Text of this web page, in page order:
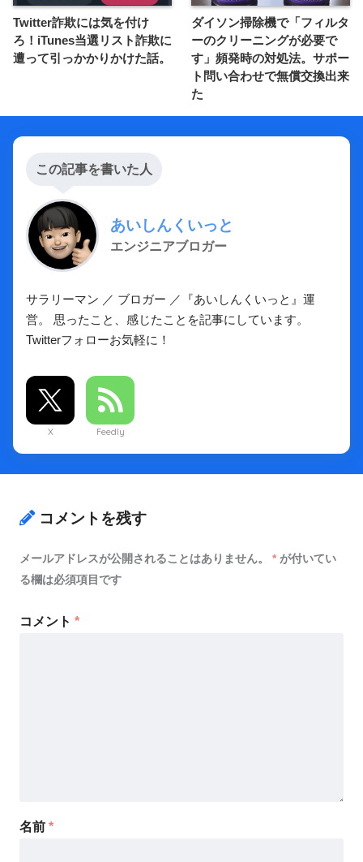
Twitter詐欺には気を付け
ろ！iTunes当選リスト詐欺に
遭って引っかかりかけた話。
ダイソン掃除機で「フィルタ
ーのクリーニングが必要で
す」頻発時の対処法。サポー
ト問い合わせで無償交換出来
た
この記事を書いた人
あいしんくいっと
エンジニアブロガー
サラリーマン ／ ブロガー ／『あいしんくいっと』運
営。 思ったこと、感じたことを記事にしています。
Twitterフォローお気軽に！
X Feedly
コメントを残す
メールアドレスが公開されることはありません。 * が付いてい
る欄は必須項目です
コメント *
名前 *